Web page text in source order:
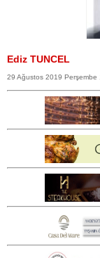
Ediz TUNCEL
29 Ağustos 2019 Perşembe